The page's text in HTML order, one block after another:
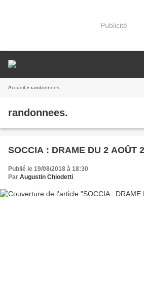
Publicité
Accueil » randonnees.
randonnees.
SOCCIA : DRAME DU 2 AOÛT
Publié le 19/08/2018 à 18:30
Par Augustin Chiodetti